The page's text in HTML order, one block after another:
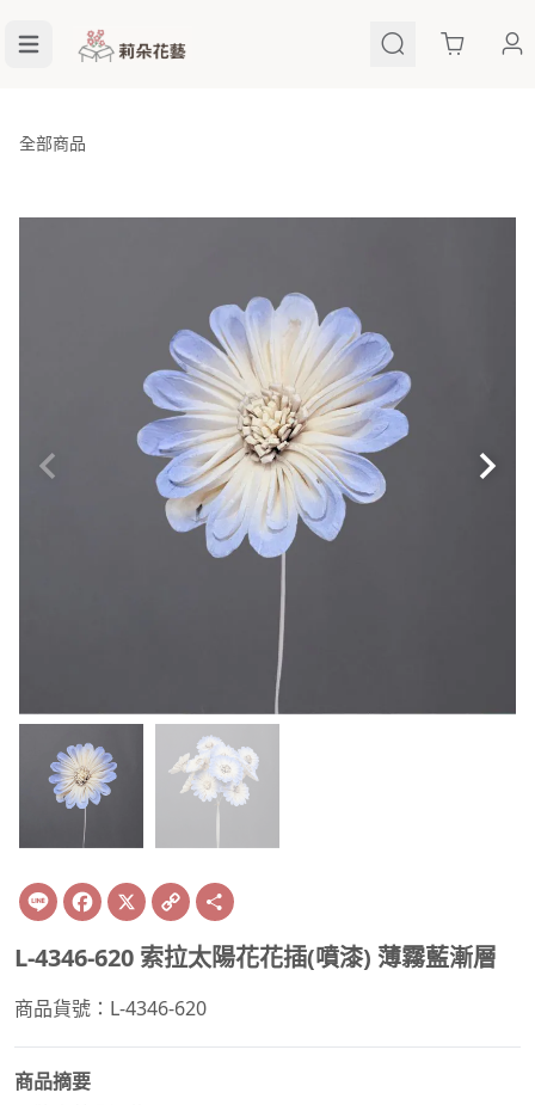
Cart
全部商品
Line Facebook
X Copy
Link
L-4346-620 索拉太陽花花插(噴漆) 薄霧藍漸層
商品貨號：L-4346-620
商品摘要